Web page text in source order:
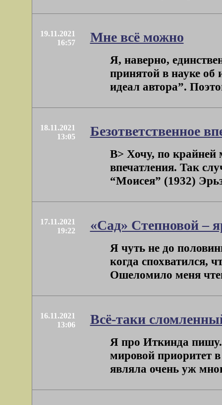
19.11.2021
16:57
Мне всё можно
Я, наверно,
принятой в науке об
идеал автора”.
18.11.2021
13:05
Безответственное
B> Хочу, по крайней
впечатления. Так
“Моисея” (1932)
17.11.2021
19:22
«Сад» Степновой –
Я чуть не до
когда спохватился,
Ошеломило меня
16.11.2021
13:06
Всё-таки
Я про Иткинда пишу.
мировой приоритет
являла очень уж